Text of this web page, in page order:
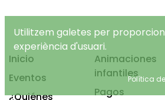
Inicio
Eventos
¿Quiénes
Animaciones
infantiles
Pagos
Utilitzem galetes per
experiència d'usuari.
Política